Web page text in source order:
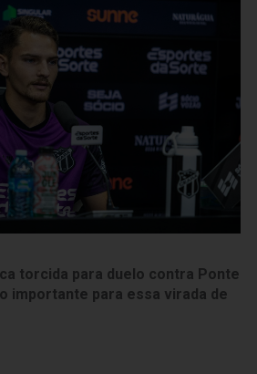
torcida para duelo contra Ponte
importante para essa virada de